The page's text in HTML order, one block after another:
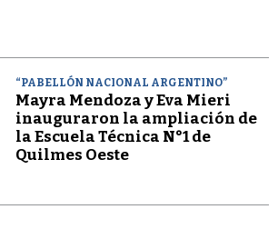
“PABELLÓN NACIONAL ARGENTINO”
Mayra Mendoza y Eva Mieri
inauguraron la ampliación de
la Escuela Técnica N°1 de
Quilmes Oeste